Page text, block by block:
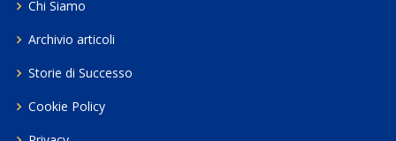
Chi Siamo
Archivio articoli
Storie di Successo
Cookie Policy